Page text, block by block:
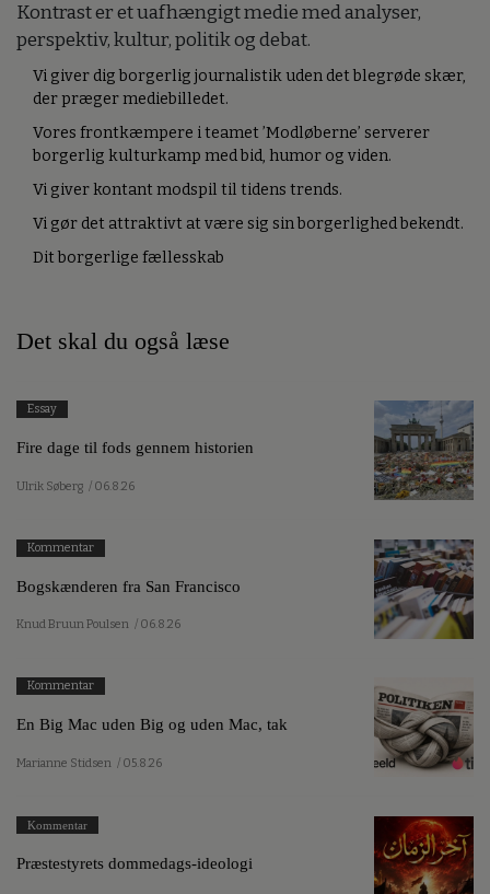
Kontrast er et uafhængigt medie med analyser,
perspektiv, kultur, politik og debat.
Vi giver dig borgerlig journalistik uden det blegrøde skær,
der præger mediebilledet.
Vores frontkæmpere i teamet ’Modløberne’ serverer
borgerlig kulturkamp med bid, humor og viden.
Vi giver kontant modspil til tidens trends.
Vi gør det attraktivt at være sig sin borgerlighed bekendt.
Dit borgerlige fællesskab
Det skal du også læse
Essay
Fire dage til fods gennem historien
Ulrik Søberg / 06.8.26
Kommentar
Bogskænderen fra San Francisco
Knud Bruun Poulsen / 06.8.26
Kommentar
En Big Mac uden Big og uden Mac, tak
Marianne Stidsen / 05.8.26
Kommentar
Præstestyrets dommedags-ideologi